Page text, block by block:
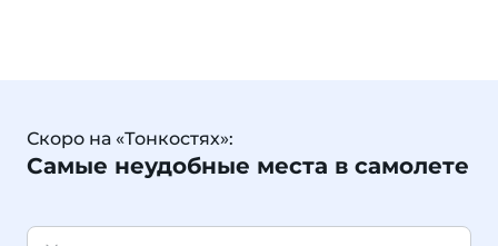
Скоро на «Тонкостях»:
Самые неудобные места в самолете